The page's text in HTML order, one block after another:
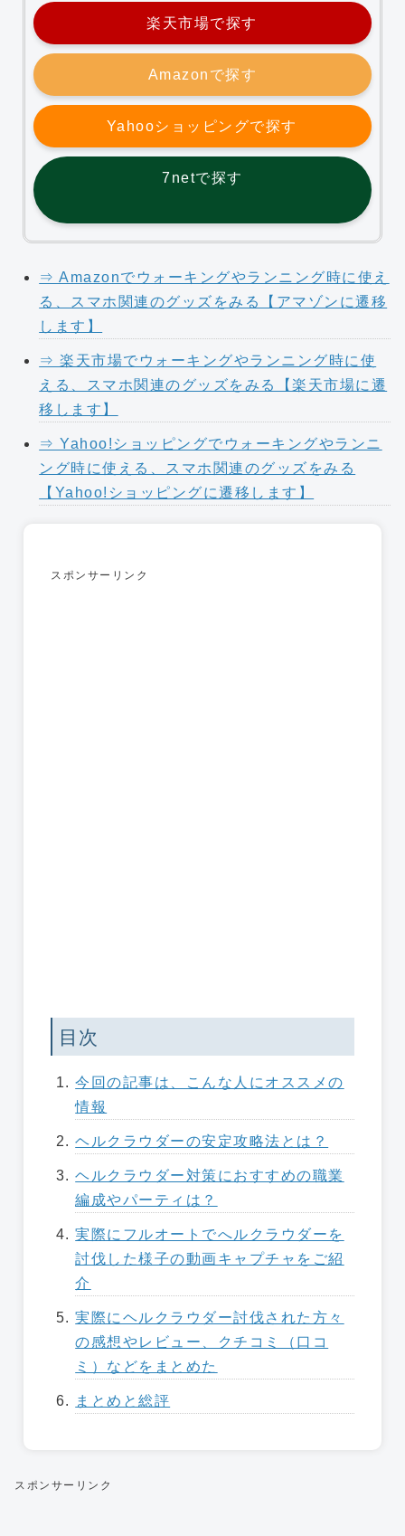
楽天市場で探す
Amazonで探す
Yahooショッピングで探す
7netで探す
⇒ Amazonでウォーキングやランニング時に使え
る、スマホ関連のグッズをみる【アマゾンに遷移
します】
⇒ 楽天市場でウォーキングやランニング時に使
える、スマホ関連のグッズをみる【楽天市場に遷
移します】
⇒ Yahoo!ショッピングでウォーキングやランニ
ング時に使える、スマホ関連のグッズをみる
【Yahoo!ショッピングに遷移します】
スポンサーリンク
目次
今回の記事は、こんな人にオススメの
情報
ヘルクラウダーの安定攻略法とは？
ヘルクラウダー対策におすすめの職業
編成やパーティは？
実際にフルオートでへルクラウダーを
討伐した様子の動画キャプチャをご紹
介
実際にヘルクラウダー討伐された方々
の感想やレビュー、クチコミ（口コ
ミ）などをまとめた
まとめと総評
スポンサーリンク